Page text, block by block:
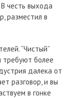
честь выхода
разместил в
“Чистый”
требуют более
далека от
разговор, и вы
в гонке